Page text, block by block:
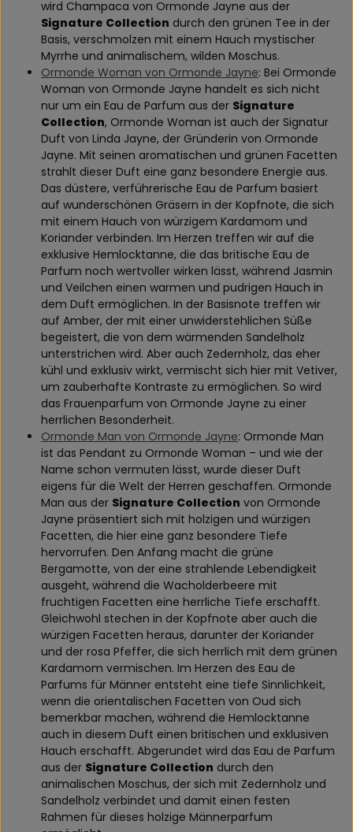
wird Champaca von Ormonde Jayne aus der
Signature Collection durch den grünen Tee in der
Basis, verschmolzen mit einem Hauch mystischer
Myrrhe und animalischem, wilden Moschus.
Ormonde Woman von Ormonde Jayne: Bei Ormonde
Woman von Ormonde Jayne handelt es sich nicht
nur um ein Eau de Parfum aus der Signature
Collection, Ormonde Woman ist auch der Signatur
Duft von Linda Jayne, der Gründerin von Ormonde
Jayne. Mit seinen aromatischen und grünen Facetten
strahlt dieser Duft eine ganz besondere Energie aus.
Das düstere, verführerische Eau de Parfum basiert
auf wunderschönen Gräsern in der Kopfnote, die sich
mit einem Hauch von würzigem Kardamom und
Koriander verbinden. Im Herzen treffen wir auf die
exklusive Hemlocktanne, die das britische Eau de
Parfum noch wertvoller wirken lässt, während Jasmin
und Veilchen einen warmen und pudrigen Hauch in
dem Duft ermöglichen. In der Basisnote treffen wir
auf Amber, der mit einer unwiderstehlichen Süße
begeistert, die von dem wärmenden Sandelholz
unterstrichen wird. Aber auch Zedernholz, das eher
kühl und exklusiv wirkt, vermischt sich hier mit Vetiver,
um zauberhafte Kontraste zu ermöglichen. So wird
das Frauenparfum von Ormonde Jayne zu einer
herrlichen Besonderheit.
Ormonde Man von Ormonde Jayne: Ormonde Man
ist das Pendant zu Ormonde Woman – und wie der
Name schon vermuten lässt, wurde dieser Duft
eigens für die Welt der Herren geschaffen. Ormonde
Man aus der Signature Collection von Ormonde
Jayne präsentiert sich mit holzigen und würzigen
Facetten, die hier eine ganz besondere Tiefe
hervorrufen. Den Anfang macht die grüne
Bergamotte, von der eine strahlende Lebendigkeit
ausgeht, während die Wacholderbeere mit
fruchtigen Facetten eine herrliche Tiefe erschafft.
Gleichwohl stechen in der Kopfnote aber auch die
würzigen Facetten heraus, darunter der Koriander
und der rosa Pfeffer, die sich herrlich mit dem grünen
Kardamom vermischen. Im Herzen des Eau de
Parfums für Männer entsteht eine tiefe Sinnlichkeit,
wenn die orientalischen Facetten von Oud sich
bemerkbar machen, während die Hemlocktanne
auch in diesem Duft einen britischen und exklusiven
Hauch erschafft. Abgerundet wird das Eau de Parfum
aus der Signature Collection durch den
animalischen Moschus, der sich mit Zedernholz und
Sandelholz verbindet und damit einen festen
Rahmen für dieses holzige Männerparfum